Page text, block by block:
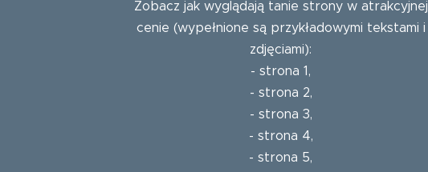
Zobacz jak wyglądają tanie strony w atrakcyjnej
cenie (wypełnione są przykładowymi tekstami i
zdjęciami):
- strona 1 ,
- strona 2,
- strona 3,
- strona 4,
- strona 5,